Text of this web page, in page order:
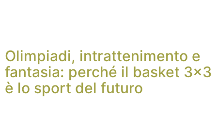
Olimpiadi, intrattenimento e
fantasia: perché il basket 3×3
è lo sport del futuro